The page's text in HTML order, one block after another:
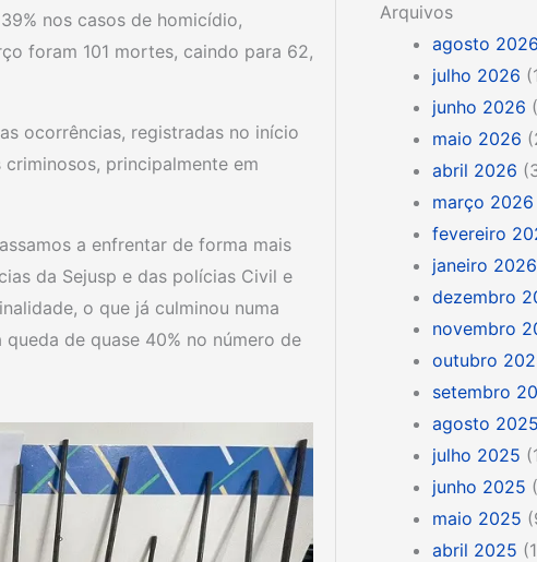
nos casos de homicídio,
foram 101 mortes, caindo para 62,
ocorrências, registradas no início
principalmente em
a enfrentar de forma mais
da Sejusp e das polícias Civil e
o que já culminou numa
de quase 40% no número de
Arquivos
agosto 2026
julho 2026
junho 2026
maio 2026
abril 2026
março 2026
fevereiro
janeiro 2026
dezembro
novembro
outubro
setembro
agosto 2025
julho 2025
junho 2025
maio 2025
abril 2025